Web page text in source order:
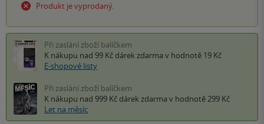
Produkt je vyprodaný.
Při zaslání zboží balíčkem
K nákupu nad 99 Kč dárek zdarma v hodnotě 19 Kč
E-shopové listy
Při zaslání zboží balíčkem
K nákupu nad 999 Kč dárek zdarma v hodnotě 299 Kč
Let na měsíc